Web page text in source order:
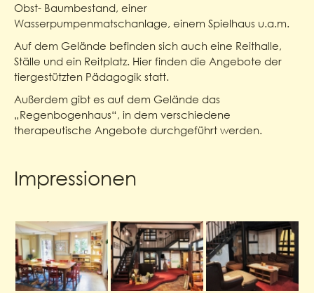
Obst- Baumbestand, einer
Wasserpumpenmatschanlage, einem Spielhaus u.a.m.
Auf dem Gelände befinden sich auch eine Reithalle,
Ställe und ein Reitplatz. Hier finden die Angebote der
tiergestützten Pädagogik statt.
Außerdem gibt es auf dem Gelände das
„Regenbogenhaus“, in dem verschiedene
therapeutische Angebote durchgeführt werden.
Impressionen